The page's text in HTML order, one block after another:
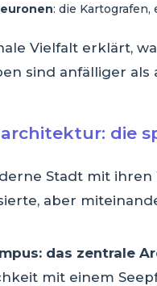
: die
Vielfalt erklärt,
sind anfälliger als
die
Stadt mit ihren
aber
das zentrale
mit einem